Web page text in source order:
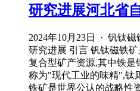
研究进展河北省
2024年10月23日 · 钒钛
研究进展 引言 钒钛磁铁
复合型矿产资源,其中铁是
称为"现代工业的味精",钛
铁矿是世界公认的战略性